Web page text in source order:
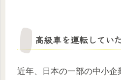
高級車を運転してい
近年、日本の一部の中小企